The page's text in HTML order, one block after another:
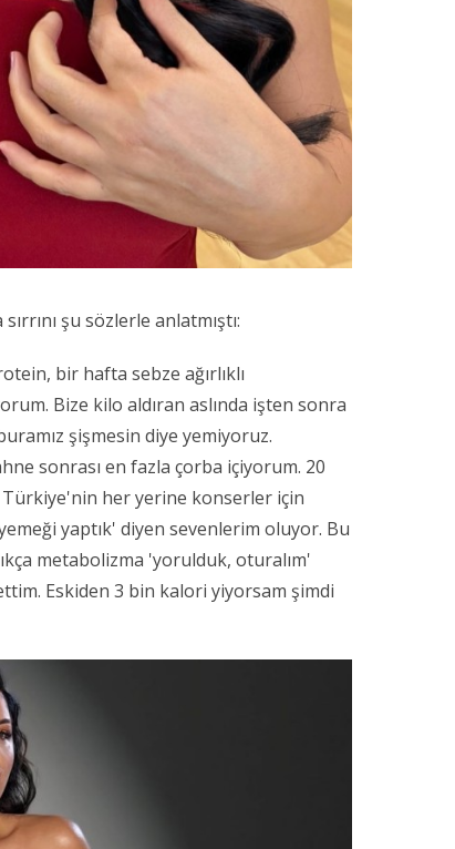
şu sözlerle anlatmıştı:
bir hafta sebze ağırlıklı
Bize kilo aldıran aslında işten sonra
şişmesin diye yemiyoruz.
sonrası en fazla çorba içiyorum. 20
her yerine konserler için
yaptık' diyen sevenlerim oluyor. Bu
metabolizma 'yorulduk, oturalım'
Eskiden 3 bin kalori yiyorsam şimdi